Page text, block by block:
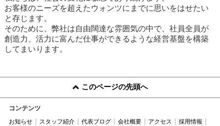
お客様のニーズを超えたウォンツにまでに思いをはせたい
と存じます。
そのために、弊社は自由闊達な雰囲気の中で、社員全員が
創造力、活力に富んだ仕事ができるような経営基盤を構築
してまいります。
このページの先頭へ
コンテンツ
お知らせ スタッフ紹介 代表ブログ 会社概要 アクセス
採用情報